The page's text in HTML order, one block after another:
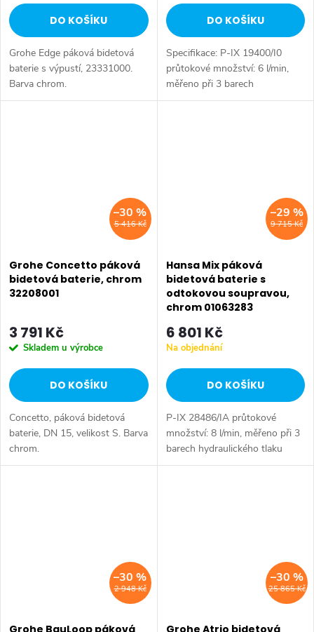
DO KOŠÍKU
Grohe Edge páková bidetová
baterie s výpustí, 23331000.
Barva chrom.
DO KOŠÍKU
Specifikace: P-IX 19400/I0
průtokové množství: 6 l/min,
měřeno při 3 barech
hydraulického tlaku Tělesa
5 416 Kč
–30 %
Grohe Concetto páková
bidetová baterie, chrom
32208001
3 791 Kč
Skladem u výrobce
DO KOŠÍKU
Concetto, páková bidetová
baterie, DN 15, velikost S. Barva
chrom.
9 715 Kč
–29 %
Hansa Mix páková
bidetová baterie s
odtokovou soupravou,
chrom 01063283
6 801 Kč
Na objednání
DO KOŠÍKU
P-IX 28486/IA průtokové
množství: 8 l/min, měřeno při 3
barech hydraulického tlaku
Tělesa armatur: mosaz
2 948 Kč
–30 %
25 865 Kč
–30 %